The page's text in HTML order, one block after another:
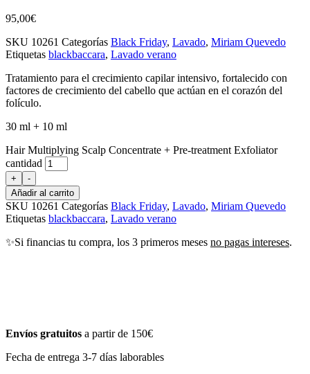
95,00€
SKU 10261 Categorías Black Friday, Lavado, Miriam Quevedo
Etiquetas blackbaccara, Lavado verano
Tratamiento para el crecimiento capilar intensivo, fortalecido con
factores de crecimiento del cabello que actúan en el corazón del
folículo.
30 ml + 10 ml
Hair Multiplying Scalp Concentrate + Pre-treatment Exfoliator
cantidad
+
-
Añadir al carrito
SKU 10261 Categorías Black Friday, Lavado, Miriam Quevedo
Etiquetas blackbaccara, Lavado verano
✨Si financias tu compra, los 3 primeros meses no pagas intereses.
Envíos gratuitos a partir de 150€
Fecha de entrega 3-7 días laborables